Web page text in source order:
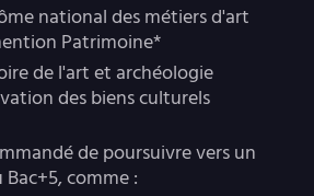
national des métiers d'art
Patrimoine*
de l'art et archéologie
des biens culturels
de poursuivre vers un
comme :